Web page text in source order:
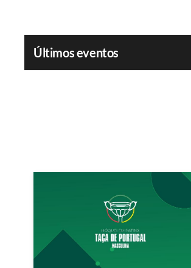
Últimos eventos